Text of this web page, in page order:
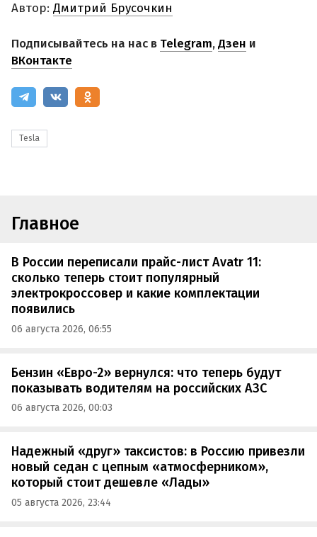
Автор: Дмитрий Брусочкин
Подписывайтесь на нас в Telegram,Дзен и
ВКонтакте
Tesla
Главное
В России переписали прайс-лист Avatr 11:
сколько теперь стоит популярный
электрокроссовер и какие комплектации
появились
06 августа 2026, 06:55
Бензин «Евро-2» вернулся: что теперь будут
показывать водителям на российских АЗС
06 августа 2026, 00:03
Надежный «друг» таксистов: в Россию привезли
новый седан с цепным «атмосферником»,
который стоит дешевле «Лады»
05 августа 2026, 23:44